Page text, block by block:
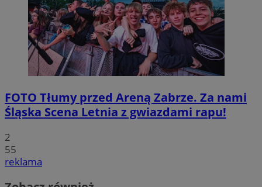
FOTO Tłumy przed Areną Zabrze. Za nami
Śląska Scena Letnia z gwiazdami rapu!
2
55
reklama